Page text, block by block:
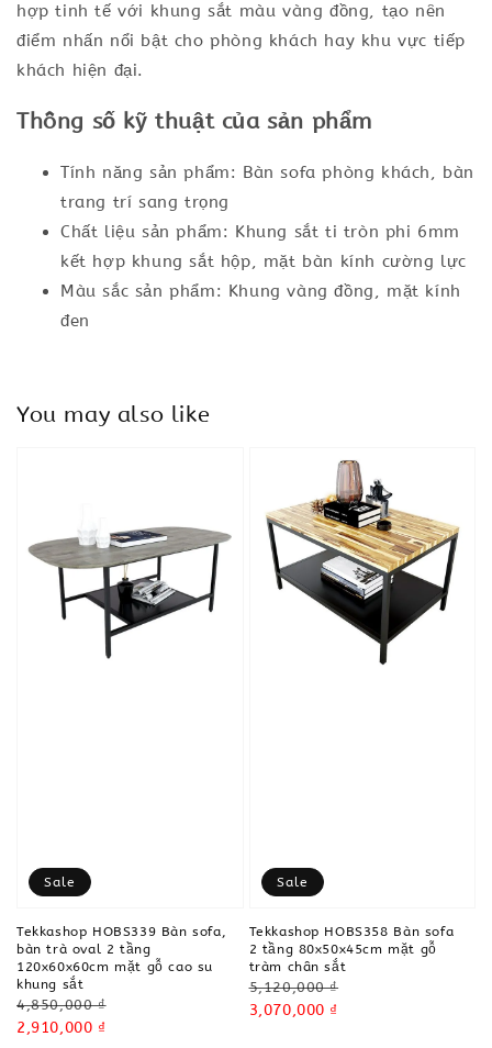
hợp tinh tế với khung sắt màu vàng đồng, tạo nên
điểm nhấn nổi bật cho phòng khách hay khu vực tiếp
khách hiện đại.
Thông số kỹ thuật của sản phẩm
Tính năng sản phẩm: Bàn sofa phòng khách, bàn
trang trí sang trọng
Chất liệu sản phẩm: Khung sắt ti tròn phi 6mm
kết hợp khung sắt hộp, mặt bàn kính cường lực
Màu sắc sản phẩm: Khung vàng đồng, mặt kính
đen
You may also like
Sale
Tekkashop HOBS339 Bàn sofa,
bàn trà oval 2 tầng
120x60x60cm mặt gỗ cao su
khung sắt
Regular
price
4,850,000 ₫
Sale
2,910,000 ₫
Sale
Tekkashop HOBS358 Bàn sofa
2 tầng 80x50x45cm mặt gỗ
tràm chân sắt
Regular
price
5,120,000 ₫
Sale
3,070,000 ₫